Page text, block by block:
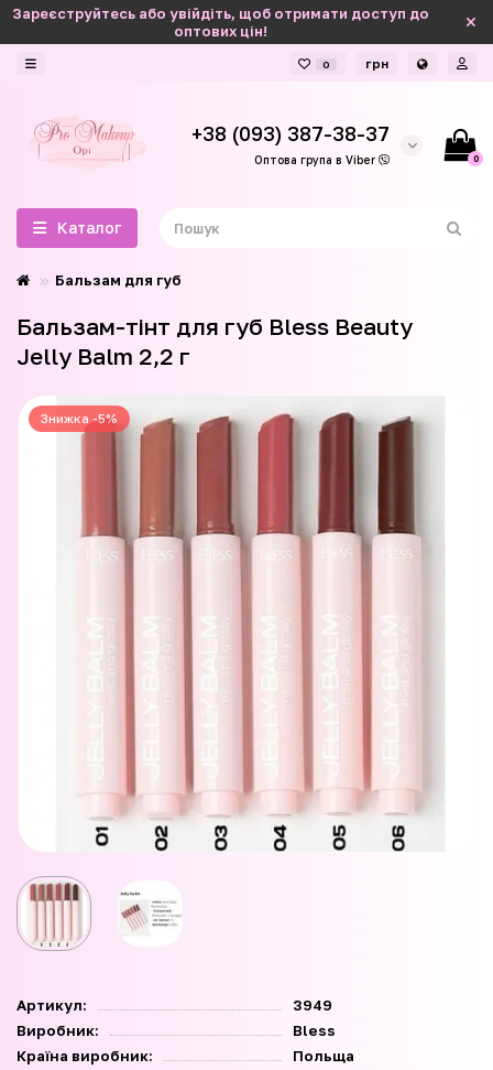
Зареєструйтесь або увійдіть, щоб отримати доступ до
оптових цін!
0 грн
+38 (093) 387-38-37
Оптова група в Viber 0
Каталог
Бальзам для губ
Бальзам-тінт для губ Bless Beauty
Jelly Balm 2,2 г
Знижка -5%
Артикул:
3949
Виробник:
Bless
Країна виробник:
Польща